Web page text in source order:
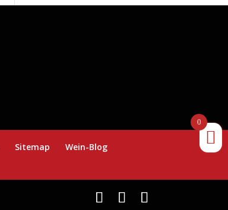
Sitemap
Wein-Blog
0